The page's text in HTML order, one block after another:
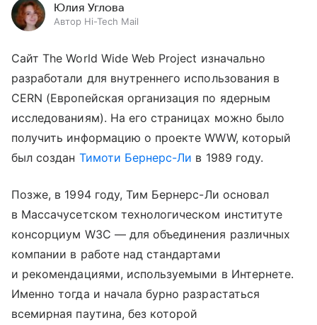
Юлия Углова
Автор Hi-Tech Mail
Сайт The World Wide Web Project изначально
разработали для внутреннего использования в
CERN (Европейская организация по ядерным
исследованиям). На его страницах можно было
получить информацию о проекте WWW, который
был создан Тимоти Бернерс-Ли в 1989 году.
Позже, в 1994 году, Тим Бернерс-Ли основал
в Массачусетском технологическом институте
консорциум W3C — для объединения различных
компании в работе над стандартами
и рекомендациями, используемыми в Интернете.
Именно тогда и начала бурно разрастаться
всемирная паутина, без которой